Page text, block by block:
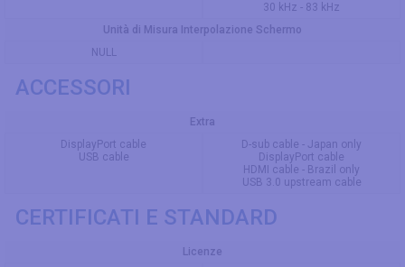
30 kHz - 83 kHz
Unità di Misura Interpolazione Schermo
NULL
ACCESSORI
Extra
DisplayPort cable
USB cable
D-sub cable - Japan only
DisplayPort cable
HDMI cable - Brazil only
USB 3.0 upstream cable
CERTIFICATI E STANDARD
Licenze